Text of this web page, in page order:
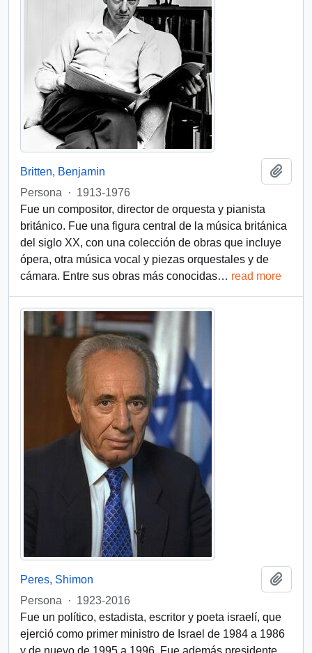
Britten, Benjamin
Persona
· 1913-1976
Fue un compositor, director de orquesta y pianista
británico. Fue una figura central de la música británica
del siglo XX, con una colección de obras que incluye
ópera, otra música vocal y piezas orquestales y de
cámara. Entre sus obras más conocidas… read more
Peres, Shimon
Persona
· 1923-2016
Fue un político, estadista, escritor y poeta israelí, que
ejerció como primer ministro de Israel de 1984 a 1986
y de nuevo de 1995 a 1996. Fue además presidente